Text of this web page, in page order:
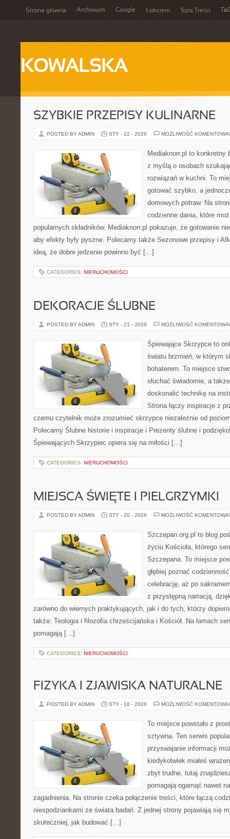
Strona główna Archiwum Google Łokciem Spis Treści
KOWALSKA
SZYBKIE PRZEPISY KULINARNE
POSTED BY ADMIN STY - 22 - 2026 MOŻLIWOŚĆ
Mediaknorr.pl to konkretny
z myślą o osobach
rozwiązań w kuchni. To
gotować szybko, a
domowych potraw. Na
codzienne dania, które
popularnych składników. Mediaknorr.pl pokazuje, że gotowanie
aby efekty były pyszne. Polecamy także Sezonowe przepisy i
ideą, że dobre jedzenie powinno być […]
CATEGORIES: NIERUCHOMOŚCI
DEKORACJE ŚLUBNE
POSTED BY ADMIN STY - 21 - 2026 MOŻLIWOŚĆ
Śpiewające Skrzypce to
światu brzmień, w którym
bohaterem. To miejsce
słuchać świadomie, a
doskonalić technikę na
Strona łączy inspiracje z
czemu czytelnik może zrozumieć skrzypce niezależnie od
Polecamy Ślubne historie i inspiracje i Prezenty ślubne i
Śpiewających Skrzypiec opiera się na miłości […]
CATEGORIES: NIERUCHOMOŚCI
MIEJSCA ŚWIĘTE I PIELGRZYMKI
POSTED BY ADMIN STY - 20 - 2026 MOŻLIWOŚĆ
Szczepan.org.pl to blog
życiu Kościoła, którego
Szczepana. To miejsce
głębiej poznać
celebrację, aż po
z przystępną narracją,
zarówno do wiernych praktykujących, jak i do tych, którzy
także: Teologia i filozofia chrześcijańska i Kościół. Na łamach
pomagają […]
CATEGORIES: NIERUCHOMOŚCI
FIZYKA I ZJAWISKA NATURALNE
POSTED BY ADMIN STY - 18 - 2026 MOŻLIWOŚĆ
To miejsce powstało z
sztywna. Ten serwis
przyswajanie informacji
kiedykolwiek miałeś
zbyt trudne, tutaj
pomagają ogarnąć nawet
zagadnienia. Na stronie czeka połączenie treści, które łączą
niespodziankami ze świata badań. Z jednej strony pojawiają się
skuteczniej, jak budować […]